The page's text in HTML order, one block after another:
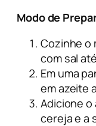
Modo de
Cozinhe o
com sal
Em uma
em azeite
Adicione
cereja e a